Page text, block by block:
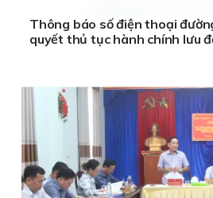
Thông báo số điện thoại
quyết thủ tục hành chính lưu